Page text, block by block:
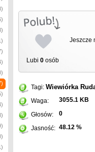
Lubi 0 osób
Jeszcze
Tagi: Wiewiórka
Waga: 3055.1 KB
Głosów: 0
Jasność: 48.12 %